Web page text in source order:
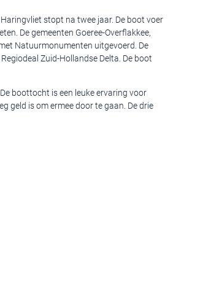
stopt na twee jaar. De boot voer
De gemeenten Goeree-Overflakkee,
Natuurmonumenten uitgevoerd. De
Zuid-Hollandse Delta. De boot
boottocht is een leuke ervaring voor
geld is om ermee door te gaan. De drie